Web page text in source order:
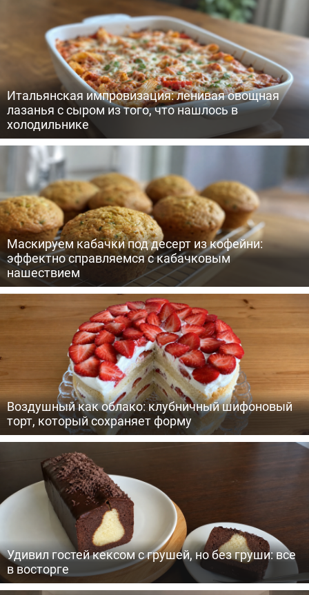
Итальянская импровизация: ленивая овощная
лазанья с сыром из того, что нашлось в
холодильнике
Маскируем кабачки под десерт из кофейни:
эффектно справляемся с кабачковым
нашествием
Воздушный как облако: клубничный шифоновый
торт, который сохраняет форму
Удивил гостей кексом с грушей, но без груши: все
в восторге